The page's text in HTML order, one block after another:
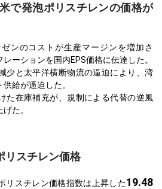
で発泡ポリスチレンの価格が
ンのコストが生産マージンを増加さ
ーションを国内EPS価格に伝達した。
少と太平洋横断物流の逼迫により、湾
給が逼迫した。
た在庫補充が、規制による代替の逆風
た。
リスチレン価格
リスチレン価格指数は上昇した19.48